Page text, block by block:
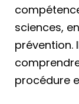
sciences,
prévention.
procédure